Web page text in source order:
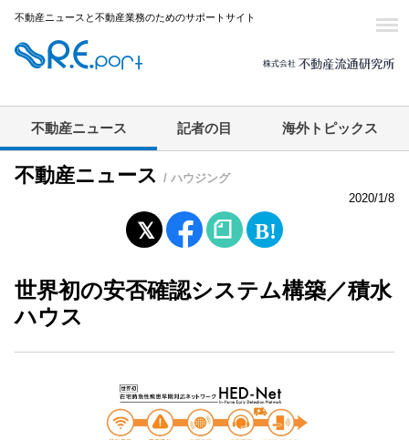
不動産ニュースと不動産業務のためのサポートサイト
不動産ニュース 記者の目 海外トピックス
不動産ニュース / ハウジング
2020/1/8
世界初の安否確認システム構築／積水
ハウス